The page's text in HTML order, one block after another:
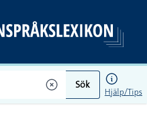
Sök
Hjälp/Tips